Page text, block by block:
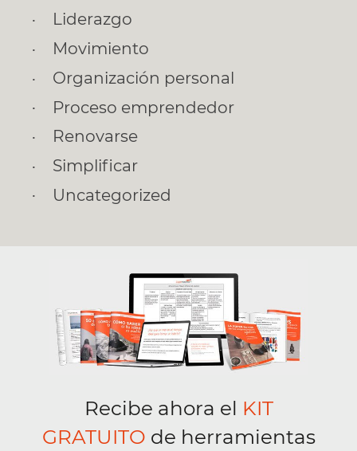
Liderazgo
Movimiento
Organización personal
Proceso emprendedor
Renovarse
Simplificar
Uncategorized
Recibe ahora el KIT
GRATUITO de herramientas